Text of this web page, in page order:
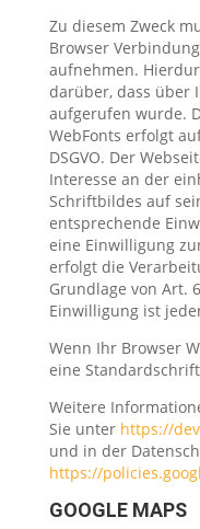
Zu diesem Zweck
Browser
aufnehmen.
darüber, dass über
aufgerufen wurde.
WebFonts erfolgt
DSGVO. Der
Interesse an der
Schriftbildes auf
entsprechende
eine Einwilligung
erfolgt die
Grundlage von Art.
Einwilligung ist
Wenn Ihr Browser
eine
Weitere
Sie unter https://
und in der
https://
GOOGLE MAPS